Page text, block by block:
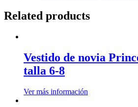
Related products
Vestido de novia
talla 6-8
Ver más información